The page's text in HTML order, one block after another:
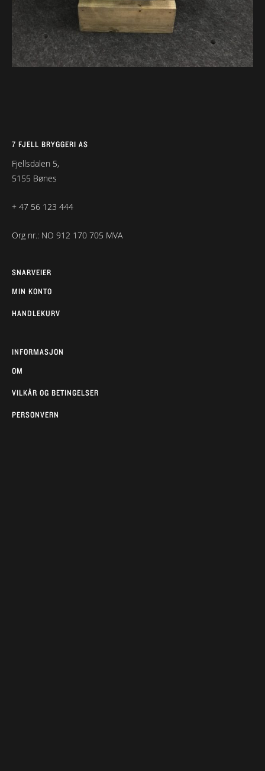
7 FJELL BRYGGERI AS
Fjellsdalen 5,
5155 Bønes
+ 47 56 123 444
Org nr.: NO 912 170 705 MVA
SNARVEIER
MIN KONTO
HANDLEKURV
INFORMASJON
OM
VILKÅR OG BETINGELSER
PERSONVERN